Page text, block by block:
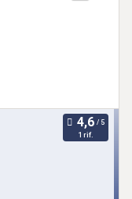
1 rif.